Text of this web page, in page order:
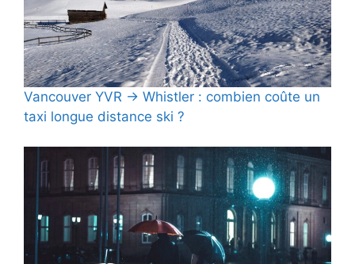
Vancouver YVR → Whistler : combien coûte un
taxi longue distance ski ?